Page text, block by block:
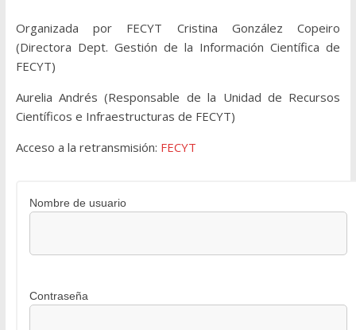
Organizada por FECYT Cristina González Copeiro
(Directora Dept. Gestión de la Información Científica de
FECYT)
Aurelia Andrés (Responsable de la Unidad de Recursos
Científicos e Infraestructuras de FECYT)
Acceso a la retransmisión: FECYT
Nombre de usuario
Contraseña